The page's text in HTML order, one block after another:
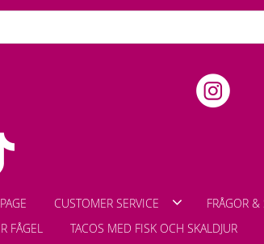
CUSTOMER SERVICE FRÅGOR &
FÅGEL
TACOS MED FISK OCH SKALDJUR